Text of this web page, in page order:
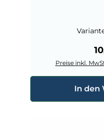
Preise inkl.
In den